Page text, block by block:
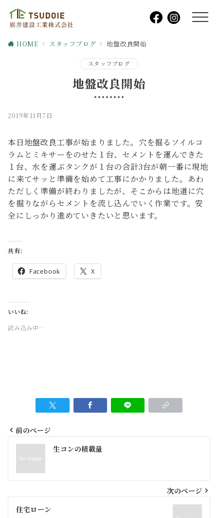
HOME スタッフブログ 地盤改良開始
スタッフブログ
地盤改良開始
2019年11月7日
本日地盤改良工事が始まりました。穴を掘るソイルコ
ラムとミキサーをのせた１台、セメントを運んできた
１台、水を運ぶタンクが１台の合計3台が朝一番に現地
に来てサッと準備を始めて工事にかかりました。あわ
ただしく準備が終わりましたが、そこからは地道に穴
を掘りながらセメントを流し込んでいく作業です。安
全にしっかり進めていきたいと思います。
共有:
Facebook X
いいね:
読み込み中…
投
ナ
ビ
ゲ
前のページ
生コンの積載量
次のページ
住宅ローン